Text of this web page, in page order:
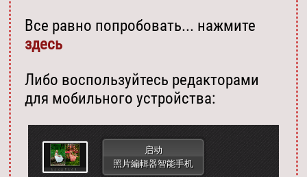
Все равно попробовать... нажмите
здесь
Либо воспользуйтесь редакторами
для мобильного устройства:
启动
照片編輯器智能手机